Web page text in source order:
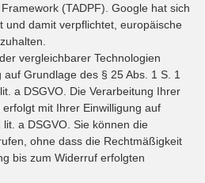
(TADPF). Google hat sich
und damit verpflichtet, europäische
vergleichbarer Technologien
Grundlage des § 25 Abs. 1 S. 1
a DSGVO. Die Verarbeitung Ihrer
mit Ihrer Einwilligung auf
a DSGVO. Sie können die
ohne dass die Rechtmäßigkeit
bis zum Widerruf erfolgten